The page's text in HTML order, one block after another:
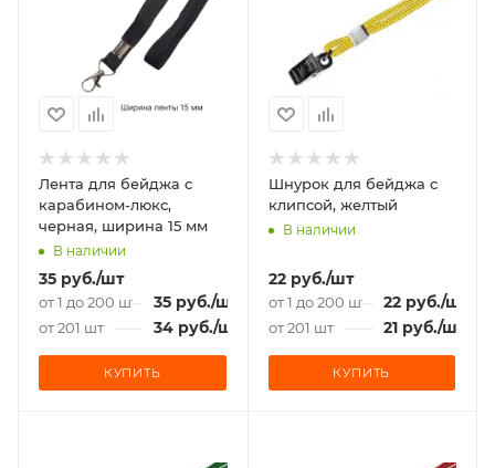
Лента для бейджа c
карабином-люкс,
черная, ширина 15 мм
В наличии
35 руб./шт
от 1 до 200 шт 35 руб./шт
от 201 шт 34 руб./шт
КУПИТЬ
Шнурок для бейджа с
клипсой, желтый
В наличии
22руб./шт
от 1 до 200 шт 22руб./шт
от 201 шт 21руб./шт
КУПИТЬ